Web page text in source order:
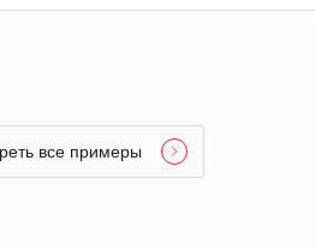
все примеры